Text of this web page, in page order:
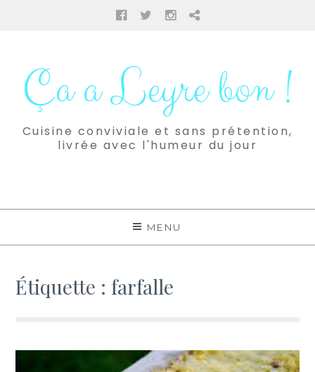
Facebook
TwitterInstagram
Pinterest
contenuÇa a Leyre bon !
Cuisine conviviale et sans prétention,
livrée avec l'humeur du jour
MENU
Étiquette :farfalle